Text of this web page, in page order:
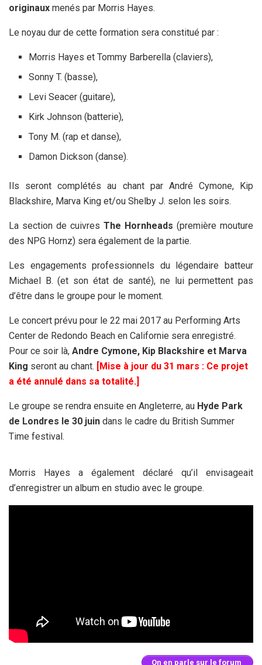
originaux menés par Morris Hayes.
Le noyau dur de cette formation sera constitué par :
Morris Hayes et Tommy Barberella (claviers),
Sonny T. (basse),
Levi Seacer (guitare),
Kirk Johnson (batterie),
Tony M. (rap et danse),
Damon Dickson (danse).
Ils seront complétés au chant par André Cymone, Kip
Blackshire, Marva King et/ou Shelby J. selon les soirs.
La section de cuivres The Hornheads (première mouture
des NPG Hornz) sera également de la partie.
Les engagements professionnels du légendaire batteur
Michael B. (et son état de santé), ne lui permettent pas
d’être dans le groupe pour le moment.
Le concert prévu pour le 22 mai 2017 au Performing Arts
Center de Redondo Beach en Californie sera enregistré.
Pour ce soir là, Andre Cymone, Kip Blackshire et Marva
King seront au chant. [Mise à jour du 31 mars : Ce projet
a été annulé dans sa totalité.]
Le groupe se rendra ensuite en Angleterre, au Hyde Park
de Londres le 30 juin dans le cadre du British Summer
Time festival.
Morris Hayes a également déclaré qu’il envisageait
d’enregistrer un album en studio avec le groupe.
On en parle sur le forum